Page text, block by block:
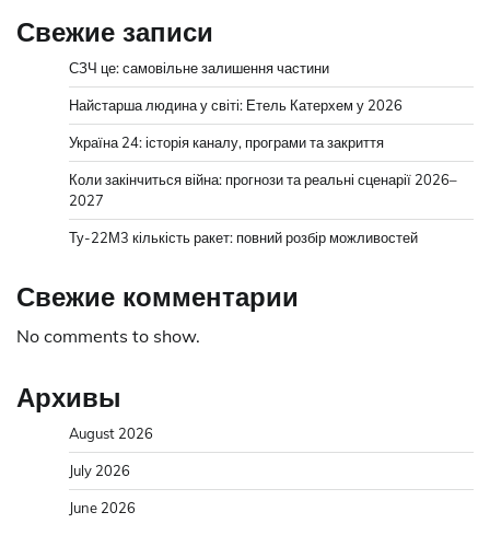
Свежие записи
СЗЧ це: самовільне залишення частини
Найстарша людина у світі: Етель Катерхем у 2026
Україна 24: історія каналу, програми та закриття
Коли закінчиться війна: прогнози та реальні сценарії 2026–
2027
Ту-22М3 кількість ракет: повний розбір можливостей
Свежие комментарии
No comments to show.
Архивы
August 2026
July 2026
June 2026